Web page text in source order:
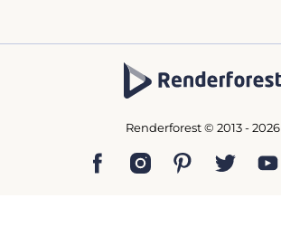
Renderforest © 2013 - 2026